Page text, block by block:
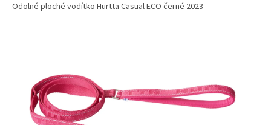
Odolné ploché vodítko Hurtta Casual ECO černé 2023